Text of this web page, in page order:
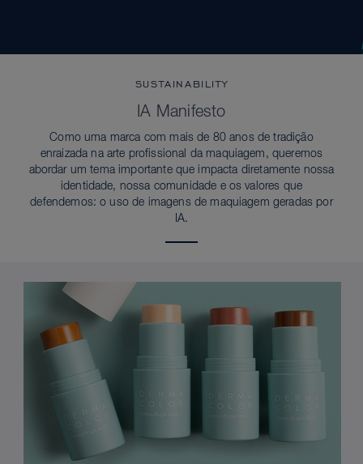
SUSTAINABILITY
IA Manifesto
Como uma marca com mais de 80 anos de tradição
enraizada na arte profissional da maquiagem, queremos
abordar um tema importante que impacta diretamente nossa
identidade, nossa comunidade e os valores que
defendemos: o uso de imagens de maquiagem geradas por
IA.